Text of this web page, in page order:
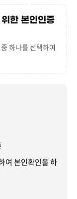
한 본인인증
하나를 선택하여
여 본인확인을 하